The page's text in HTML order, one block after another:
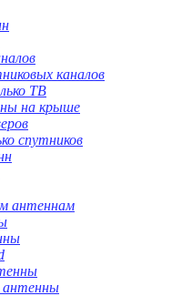
каналов
ТВ
на крыше
спутников
антеннам
антенны